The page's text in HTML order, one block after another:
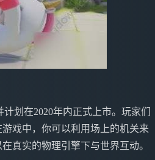
划在2020年内正式上市。玩家们
戏中，你可以利用场上的机关来
真实的物理引擎下与世界互动。